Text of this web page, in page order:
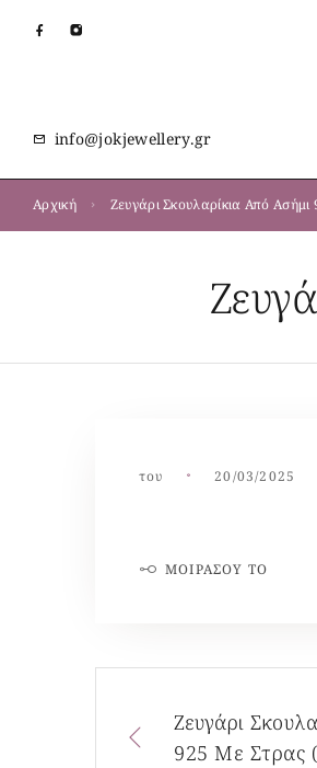
info@jokjewellery.gr
Αρχική Ζευγάρι Σκουλαρίκια Από
του 20/03/2025
ΜΟΙΡΆΣΟΥ ΤΟ
Ζευγάρι
925 Με Στρας